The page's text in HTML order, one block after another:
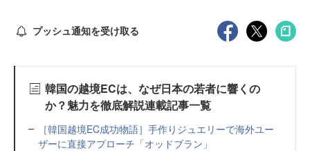
プッシュ通知を受け取る
韓国の越境ECは、なぜ日本の若者に響くの
か？魅力を徹底解説連載記事一覧
［韓国越境EC成功物語］手作りジュエリーで海外ユー
ザーに直接アプローチ「オッドブラン」